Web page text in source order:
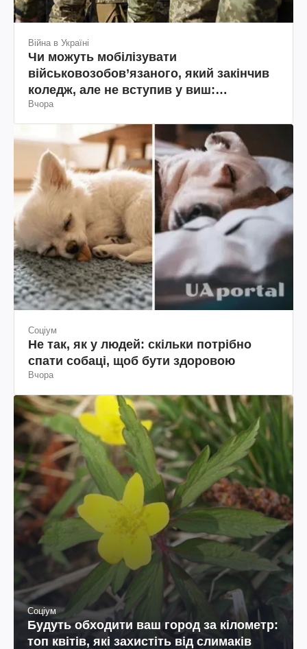
Війна в Україні
Чи можуть мобілізувати
військовозобов’язаного, який закінчив
коледж, але не вступив у виш:
пояснення юриста
Вчора
Соціум
Не так, як у людей: скільки потрібно
спати собаці, щоб бути здоровою
Вчора
Соціум
Будуть обходити ваш город за кілометр:
топ квітів, які захистіть від слимаків